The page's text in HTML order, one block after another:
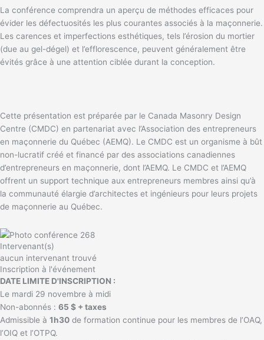
La conférence comprendra un aperçu de méthodes efficaces pour
évider les défectuosités les plus courantes associés à la maçonnerie.
Les carences et imperfections esthétiques, tels l’érosion du mortier
(due au gel-dégel) et l’efflorescence, peuvent généralement être
évités grâce à une attention ciblée durant la conception.
Cette présentation est préparée par le Canada Masonry Design
Centre (CMDC) en partenariat avec l’Association des entrepreneurs
en maçonnerie du Québec (AEMQ). Le CMDC est un organisme à bût
non-lucratif créé et financé par des associations canadiennes
d’entrepreneurs en maçonnerie, dont l’AEMQ. Le CMDC et l’AEMQ
offrent un support technique aux entrepreneurs membres ainsi qu’à
la communauté élargie d’architectes et ingénieurs pour leurs projets
de maçonnerie au Québec.
Intervenant(s)
aucun intervenant trouvé
Inscription à l'événement
DATE LIMITE D'INSCRIPTION :
Le mardi 29 novembre à midi
Non-abonnés : 65 $ + taxes
Admissible à 1h30 de formation continue pour les membres de l’OAQ,
l’OIQ et l’OTPQ.